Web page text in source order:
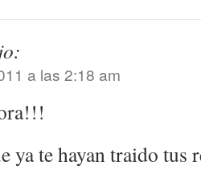
a las 2:18 am
ya te hayan traido tus